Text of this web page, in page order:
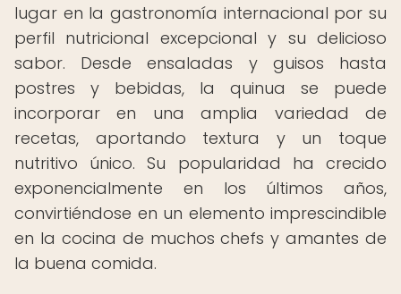
lugar en la gastronomía internacional por su
perfil nutricional excepcional y su delicioso
sabor. Desde ensaladas y guisos hasta
postres y bebidas, la quinua se puede
incorporar en una amplia variedad de
recetas, aportando textura y un toque
nutritivo único. Su popularidad ha crecido
exponencialmente en los últimos años,
convirtiéndose en un elemento imprescindible
en la cocina de muchos chefs y amantes de
la buena comida.